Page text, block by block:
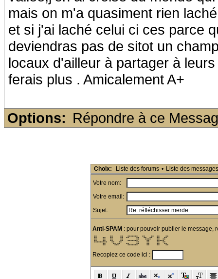
mais on m'a quasiment rien
et si j'ai laché celui ci ces parce
deviendras pas de sitot un
locaux d'ailleur à partager à
ferais plus . Amicalement A+
Options: Répondre à ce
Choix: Liste des forums • Liste des messages
Votre nom:
Votre email:
Sujet:
Anti-SPAM : pour pouvoir publier le message,
**         **     **   *******   **    **  **    **
**    **   **     **  **     **   **  **   **   **
**    **   **     **         **    ****    **  **
**    **   **     **   *******      **     *****
*********   **   **          **     **     **  **
       **     ** **    **     **     **     **   **
       **      ***      *******      **     **    **
Recopiez ce code ici :